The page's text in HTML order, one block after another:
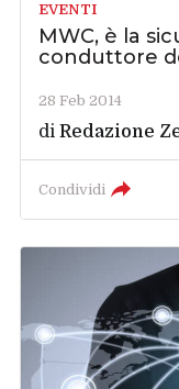
EVENTI
MWC, è la
conduttore
28 Feb 2014
diRedazione
Condividi